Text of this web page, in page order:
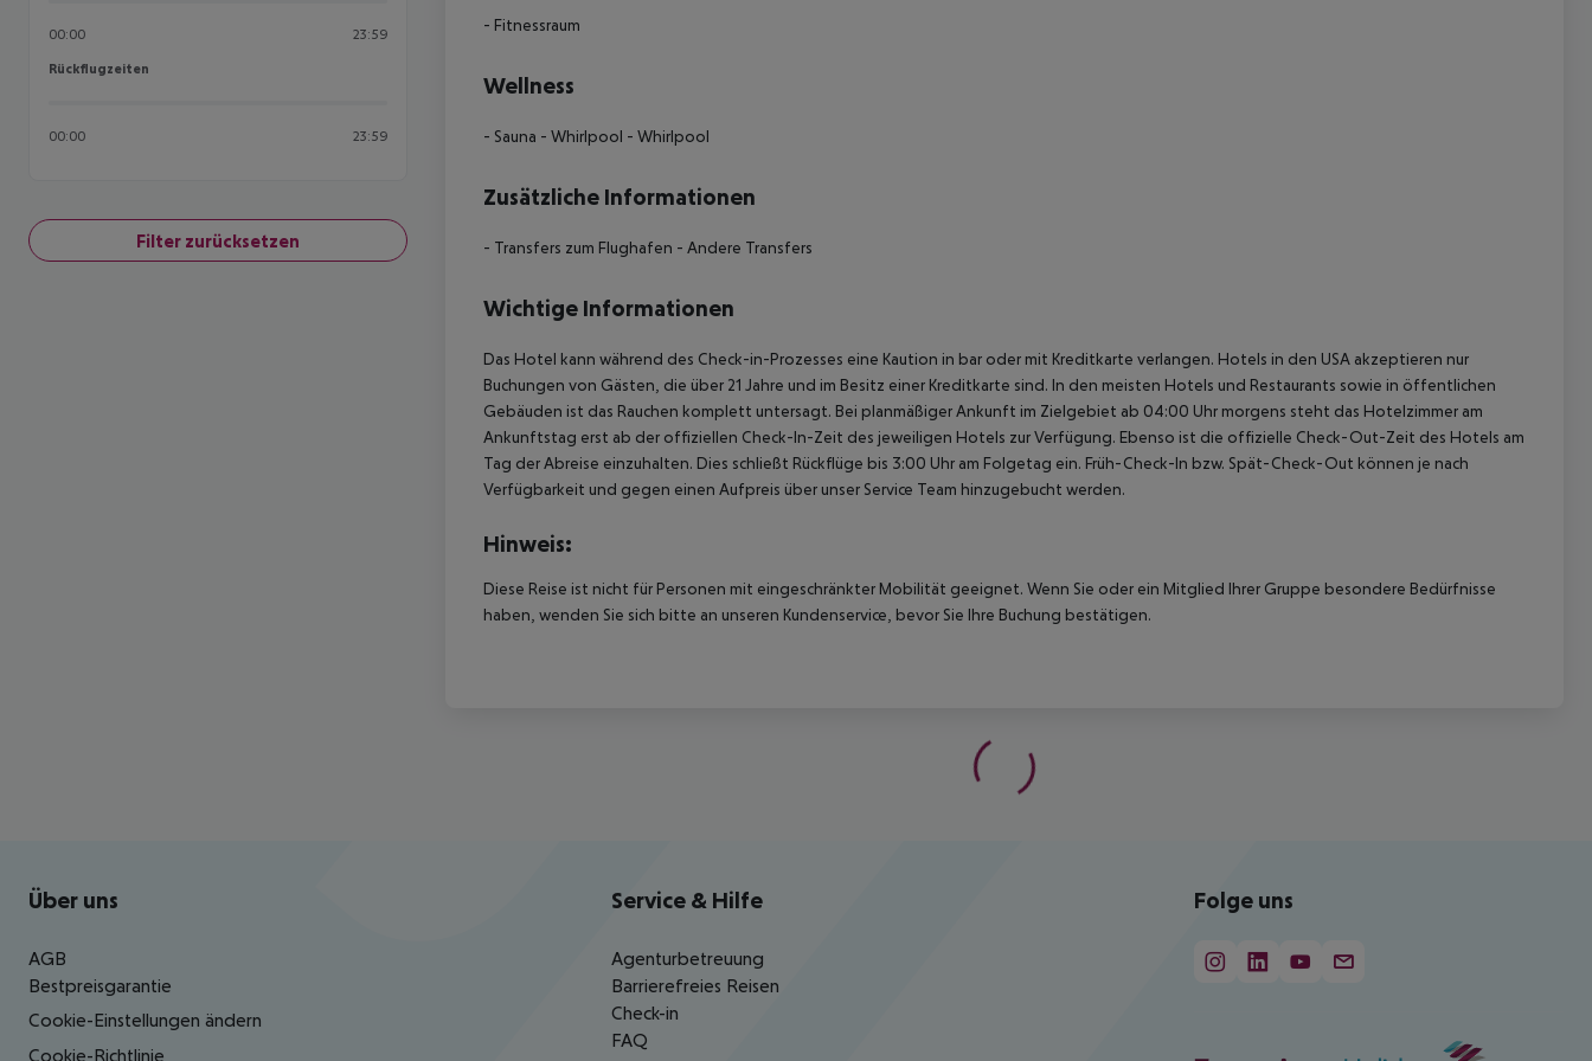
00:00 23:59
Rückflugzeiten
Rückflugzeiten
00:00 23:59
Filter zurücksetzen
- Fitnessraum
Wellness
- Sauna - Whirlpool - Whirlpool
Zusätzliche Informationen
- Transfers zum Flughafen - Andere Transfers
Wichtige Informationen
Das Hotel kann während des Check-in-Prozesses eine Kaution in bar oder mit Kreditkarte verlangen. Hotels in den USA akzeptieren nur
Buchungen von Gästen, die über 21 Jahre und im Besitz einer Kreditkarte sind. In den meisten Hotels und Restaurants sowie in öffentlichen
Gebäuden ist das Rauchen komplett untersagt. Bei planmäßiger Ankunft im Zielgebiet ab 04:00 Uhr morgens steht das Hotelzimmer am
Ankunftstag erst ab der offiziellen Check-In-Zeit des jeweiligen Hotels zur Verfügung. Ebenso ist die offizielle Check-Out-Zeit des Hotels am
Tag der Abreise einzuhalten. Dies schließt Rückflüge bis 3:00 Uhr am Folgetag ein. Früh-Check-In bzw. Spät-Check-Out können je nach
Verfügbarkeit und gegen einen Aufpreis über unser Service Team hinzugebucht werden.
Hinweis:
Diese Reise ist nicht für Personen mit eingeschränkter Mobilität geeignet. Wenn Sie oder ein Mitglied Ihrer Gruppe besondere Bedürfnisse
haben, wenden Sie sich bitte an unseren Kundenservice, bevor Sie Ihre Buchung bestätigen.
Footer navigation
Über uns
AGB
Bestpreisgarantie
Cookie-Einstellungen ändern
Cookie-Richtlinie
Service & Hilfe
Agenturbetreuung
Barrierefreies Reisen
Check-in
FAQ
Folge uns